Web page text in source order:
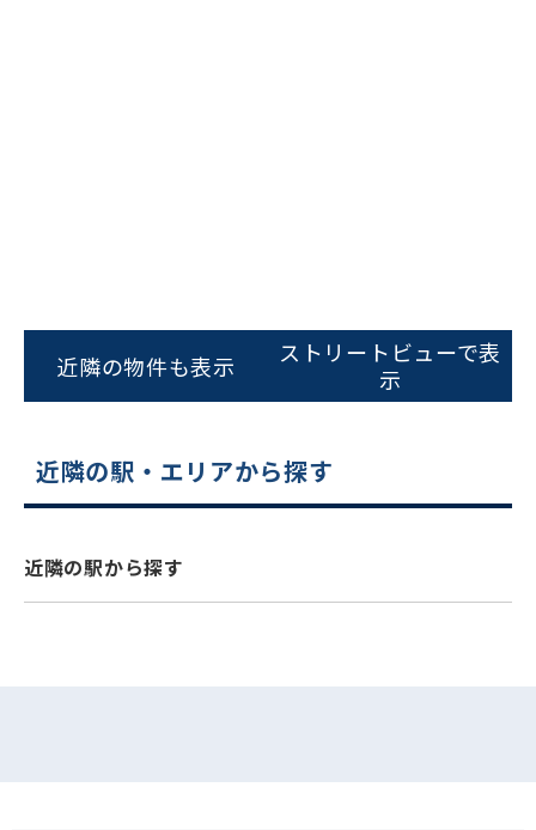
スムーズにご案内できます
0120-620-213
電話でお問い合わせ
近隣の物件も表示
ストリートビューで表
示
近隣の駅・エリアから探す
近隣の駅から探す